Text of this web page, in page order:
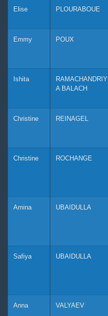
Elise PLOURABOUE
Emmy POUX
Ishita
RAMACHANDRIY
A BALACH
Christine REINAGEL
Christine ROCHANGE
Amina UBAIDULLA
Safiya UBAIDULLA
Anna VALYAEV